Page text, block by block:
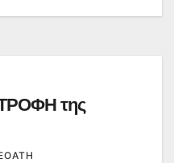
της